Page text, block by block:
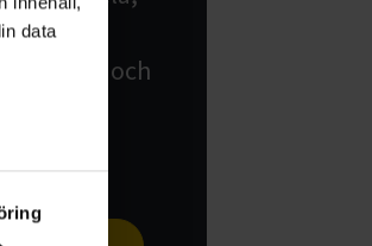
data
ändra
musik.
vänner och